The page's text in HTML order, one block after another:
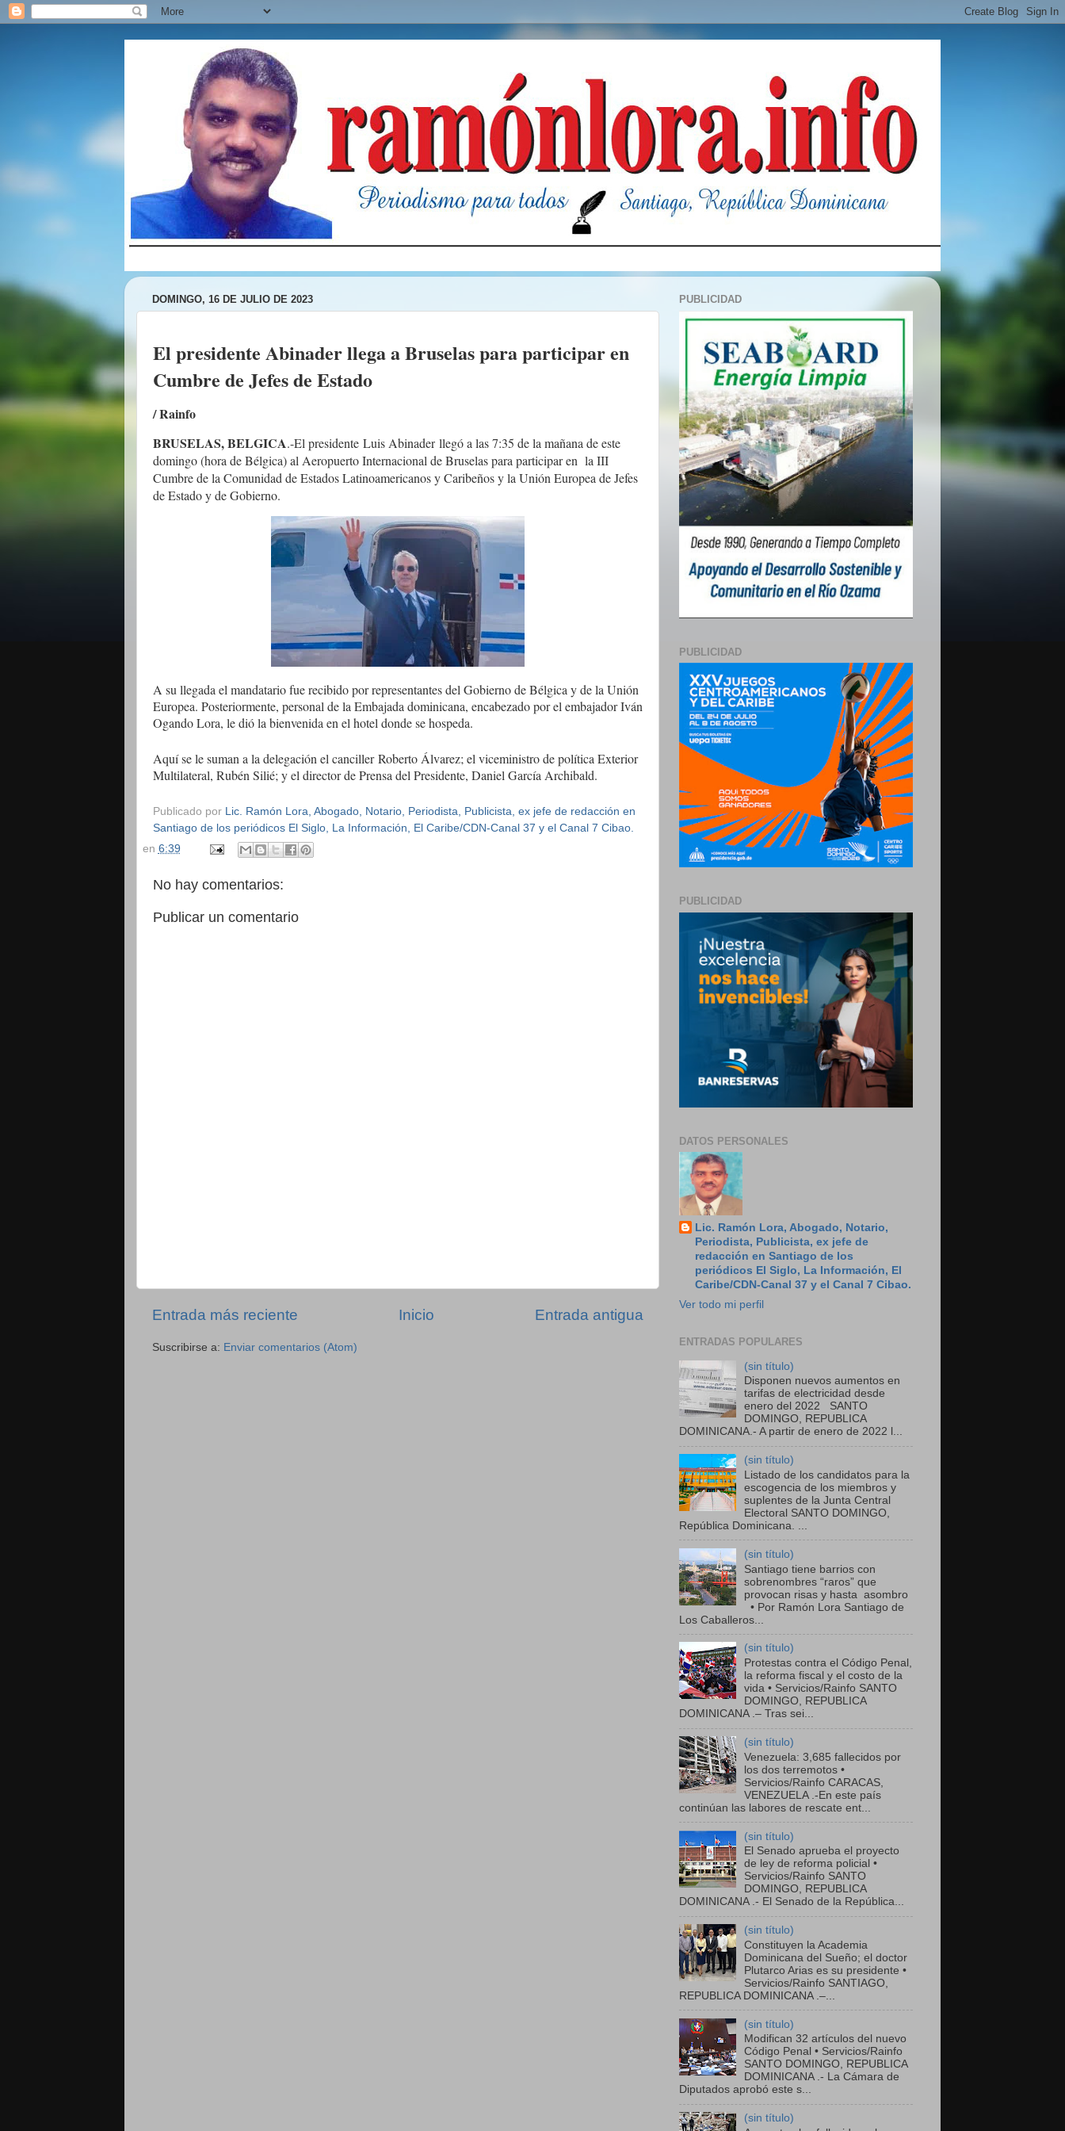
DOMINGO, 16 DE JULIO DE 2023
El presidente Abinader llega a Bruselas para participar en
Cumbre de Jefes de Estado
/ Rainfo
BRUSELAS, BELGICA.-El presidente Luis Abinader llegó a las 7:35 de la mañana de este
domingo (hora de Bélgica) al Aeropuerto Internacional de Bruselas para participar en la III
Cumbre de la Comunidad de Estados Latinoamericanos y Caribeños y la Unión Europea de Jefes
de Estado y de Gobierno.
A su llegada el mandatario fue recibido por representantes del Gobierno de Bélgica y de la Unión
Europea. Posteriormente, personal de la Embajada dominicana, encabezado por el embajador Iván
Ogando Lora, le dió la bienvenida en el hotel donde se hospeda.
Aquí se le suman a la delegación el cancillerRoberto Álvarez; el viceministro de política Exterior
Multilateral, Rubén Silié; y el director de Prensa del Presidente, Daniel García Archibald.
Publicado por Lic. Ramón Lora, Abogado, Notario, Periodista, Publicista, ex jefe de redacción en
Santiago de los periódicos El Siglo, La Información, El Caribe/CDN-Canal 37 y el Canal 7 Cibao.
en 6:39
No hay comentarios:
Publicar un comentario
Entrada más reciente Entrada antigua
Inicio
Suscribirse a: Enviar comentarios (Atom)
PUBLICIDAD
PUBLICIDAD
PUBLICIDAD
DATOS PERSONALES
Lic. Ramón Lora, Abogado, Notario,
Periodista, Publicista, ex jefe de
redacción en Santiago de los
periódicos El Siglo, La Información, El
Caribe/CDN-Canal 37 y el Canal 7 Cibao.
Ver todo mi perfil
ENTRADAS POPULARES
(sin título)
Disponen nuevos aumentos en
tarifas de electricidad desde
enero del 2022 SANTO
DOMINGO, REPUBLICA
DOMINICANA.- A partir de enero de 2022 l...
(sin título)
Listado de los candidatos para la
escogencia de los miembros y
suplentes de la Junta Central
Electoral SANTO DOMINGO,
República Dominicana. ...
(sin título)
Santiago tiene barrios con
sobrenombres “raros” que
provocan risas y hasta asombro
• Por Ramón Lora Santiago de
Los Caballeros...
(sin título)
Protestas contra el Código Penal,
la reforma fiscal y el costo de la
vida • Servicios/Rainfo SANTO
DOMINGO, REPUBLICA
DOMINICANA .– Tras sei...
(sin título)
Venezuela: 3,685 fallecidos por
los dos terremotos •
Servicios/Rainfo CARACAS,
VENEZUELA .-En este país
continúan las labores de rescate ent...
(sin título)
El Senado aprueba el proyecto
de ley de reforma policial •
Servicios/Rainfo SANTO
DOMINGO, REPUBLICA
DOMINICANA .- El Senado de la República...
(sin título)
Constituyen la Academia
Dominicana del Sueño; el doctor
Plutarco Arias es su presidente •
Servicios/Rainfo SANTIAGO,
REPUBLICA DOMINICANA .–...
(sin título)
Modifican 32 artículos del nuevo
Código Penal • Servicios/Rainfo
SANTO DOMINGO, REPUBLICA
DOMINICANA .- La Cámara de
Diputados aprobó este s...
(sin título)